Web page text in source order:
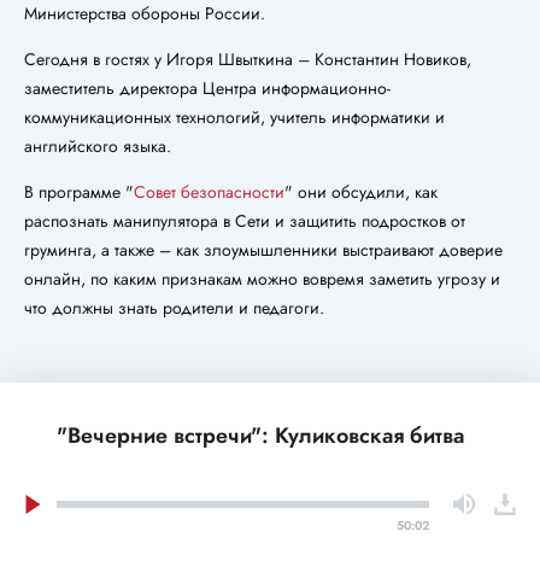
Министерства обороны России.
Сегодня в гостях у Игоря Швыткина – Константин Новиков,
заместитель директора Центра информационно-
коммуникационных технологий, учитель информатики и
английского языка.
В программе "Совет безопасности" они обсудили, как
распознать манипулятора в Сети и защитить подростков от
груминга, а также – как злоумышленники выстраивают доверие
онлайн, по каким признакам можно вовремя заметить угрозу и
что должны знать родители и педагоги.
"Вечерние встречи": Куликовская битва
50:02